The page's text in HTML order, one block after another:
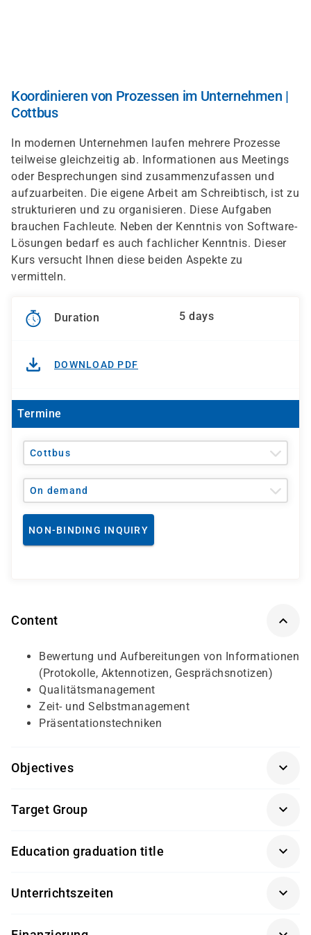
Koordinieren von Prozessen im Unternehmen |
Cottbus
In modernen Unternehmen laufen mehrere Prozesse
teilweise gleichzeitig ab. Informationen aus Meetings
oder Besprechungen sind zusammenzufassen und
aufzuarbeiten. Die eigene Arbeit am Schreibtisch, ist zu
strukturieren und zu organisieren. Diese Aufgaben
brauchen Fachleute. Neben der Kenntnis von Software-
Lösungen bedarf es auch fachlicher Kenntnis. Dieser
Kurs versucht Ihnen diese beiden Aspekte zu
vermitteln.
Duration 5 days
DOWNLOAD PDF
Termine
Cottbus
On demand
NON-BINDING INQUIRY
Content
Bewertung und Aufbereitungen von Informationen
(Protokolle, Aktennotizen, Gesprächsnotizen)
Qualitätsmanagement
Zeit- und Selbstmanagement
Präsentationstechniken
Objectives
Target Group
Büro oder im Finanzwesen arbeiten wollen
Education graduation title
Unterrichtszeiten